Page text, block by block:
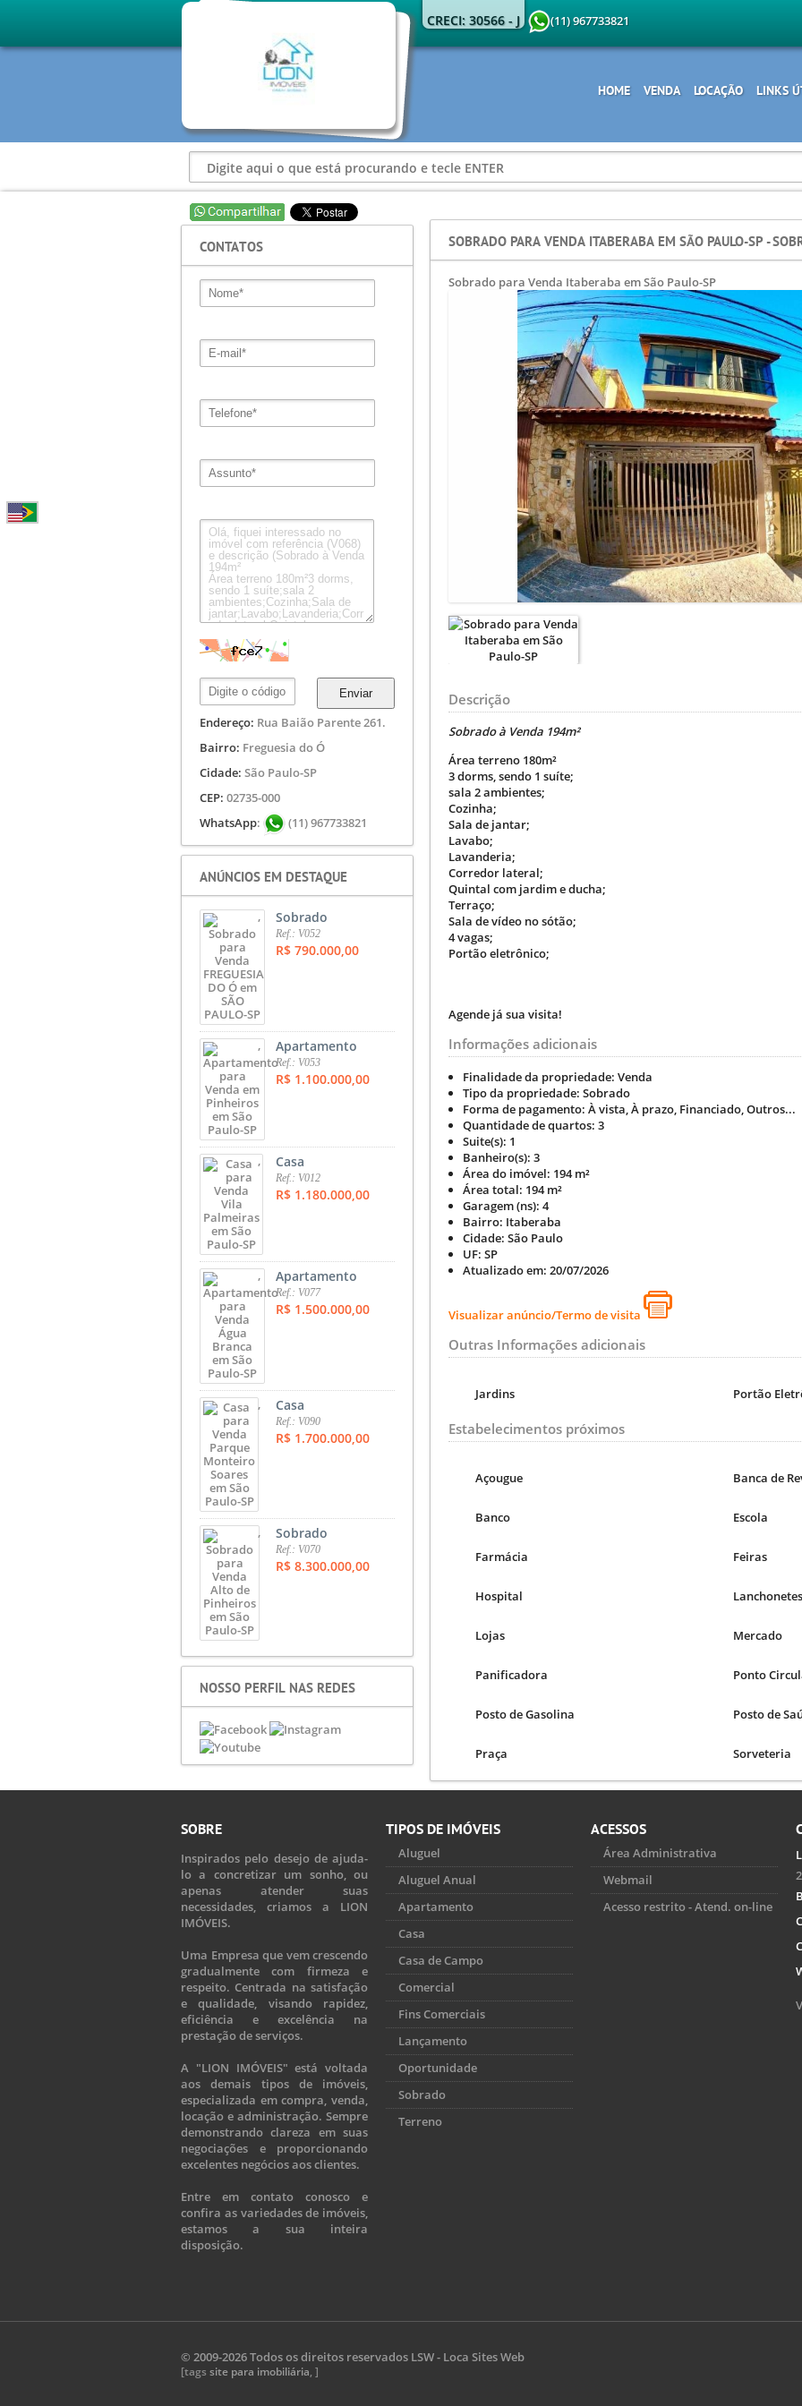
CRECI: 30566 - J (11) 967733821
HOME VENDA LOCAÇÃO LINKS
SOBRADO PARA VENDA ITABERABA EM SÃO PAULO-SP -
Sobrado para Venda Itaberaba em São Paulo-SP
Descrição
Sobrado à Venda 194m²
Área terreno 180m²
3 dorms, sendo 1 suíte;
sala 2 ambientes;
Cozinha;
Sala de jantar;
Lavabo;
Lavanderia;
Corredor lateral;
Quintal com jardim e ducha;
Terraço;
Sala de vídeo no sótão;
4 vagas;
Portão eletrônico;
Agende já sua visita!
Informações adicionais
Finalidade da propriedade: Venda
Tipo da propriedade: Sobrado
Forma de pagamento: À vista, À prazo, Financiado, Outros...
Quantidade de quartos: 3
Suite(s): 1
Banheiro(s): 3
Área do imóvel: 194 m²
Área total: 194 m²
Garagem (ns): 4
Bairro: Itaberaba
Cidade: São Paulo
UF: SP
Atualizado em: 20/07/2026
Visualizar anúncio/Termo de visita
Outras Informações adicionais
Jardins Portão
Estabelecimentos próximos
Açougue Banca de
Banco Escola
Farmácia Feiras
Hospital Lanchonetes
Lojas Mercado
Panificadora Ponto
Posto de Gasolina Posto de
Praça Sorveteria
CONTATOS
Enviar
Endereço: Rua Baião Parente 261.
Bairro: Freguesia do Ó
Cidade: São Paulo-SP
CEP: 02735-000
WhatsApp: (11) 967733821
ANÚNCIOS EM DESTAQUE
, Sobrado
Ref.: V052
R$ 790.000,00
, Apartamento
Ref.: V053
R$ 1.100.000,00
, Casa
Ref.: V012
R$ 1.180.000,00
, Apartamento
Ref.: V077
R$ 1.500.000,00
, Casa
Ref.: V090
R$ 1.700.000,00
, Sobrado
Ref.: V070
R$ 8.300.000,00
NOSSO PERFIL NAS REDES
SOBRE
Inspirados pelo desejo de ajuda-
lo a concretizar um sonho, ou
apenas atender suas
necessidades, criamos a LION
IMÓVEIS.
Uma Empresa que vem crescendo
gradualmente com firmeza e
respeito. Centrada na satisfação
e qualidade, visando rapidez,
eficiência e excelência na
prestação de serviços.
A "LION IMÓVEIS" está voltada
aos demais tipos de imóveis,
especializada em compra, venda,
locação e administração. Sempre
demonstrando clareza em suas
negociações e proporcionando
excelentes negócios aos clientes.
Entre em contato conosco e
confira as variedades de imóveis,
estamos a sua inteira
disposição.
TIPOS DE IMÓVEIS
Aluguel
Aluguel Anual
Apartamento
Casa
Casa de Campo
Comercial
Fins Comerciais
Lançamento
Oportunidade
Sobrado
Terreno
ACESSOS
Área Administrativa
Webmail
Acesso restrito - Atend. on-line
© 2009-2026 Todos os direitos reservados LSW - Loca Sites Web
[tags site para imobiliária, ]